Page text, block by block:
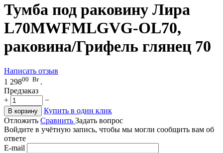
Тумба под раковину Лира
L70MWFMLGVG-OL70,
раковина/Грифель глянец 70
Написать отзыв
1 29800 Br .
Предзаказ
+
−
В корзину
Купить в один клик
Отложить Сравнить Задать вопрос
Войдите в учётную запись, чтобы мы могли сообщить вам об
ответе
E-mail